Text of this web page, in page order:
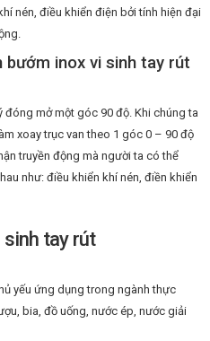
nén, điều khiển điện bởi tính hiện đại
bướm inox vi sinh tay rút
mở một góc 90 độ. Khi chúng ta
xoay trục van theo 1 góc 0 – 90 độ
truyền động mà người ta có thể
như: điều khiển khí nén, điền khiển
tay rút
yếu ứng dụng trong ngành thực
bia, đồ uống, nước ép, nước giải